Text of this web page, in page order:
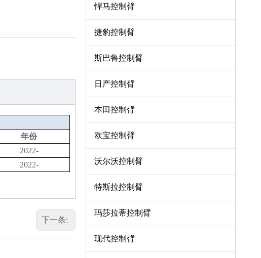
年份
2022-
2022-
下一条:
悍马控制臂
捷豹控制臂
斯巴鲁控制臂
日产控制臂
本田控制臂
欧宝控制臂
沃尔沃控制臂
特斯拉控制臂
玛莎拉蒂控制臂
现代控制臂